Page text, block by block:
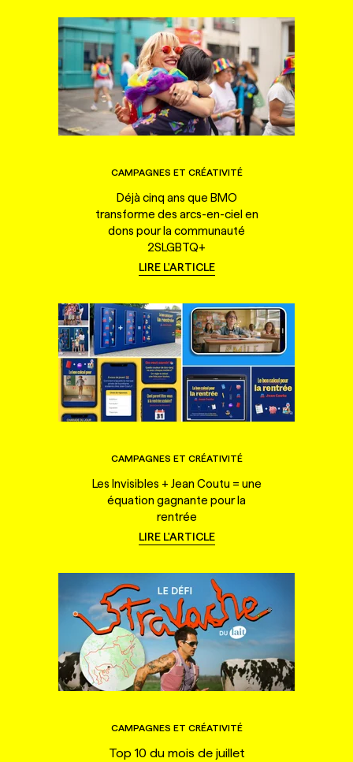
CAMPAGNES ET CRÉATIVITÉ
Déjà cinq ans que BMO
transforme des arcs-en-ciel en
dons pour la communauté
2SLGBTQ+
LIRE L'ARTICLE
CAMPAGNES ET CRÉATIVITÉ
Les Invisibles + Jean Coutu = une
équation gagnante pour la
rentrée
LIRE L'ARTICLE
CAMPAGNES ET CRÉATIVITÉ
Top 10 du mois de juillet